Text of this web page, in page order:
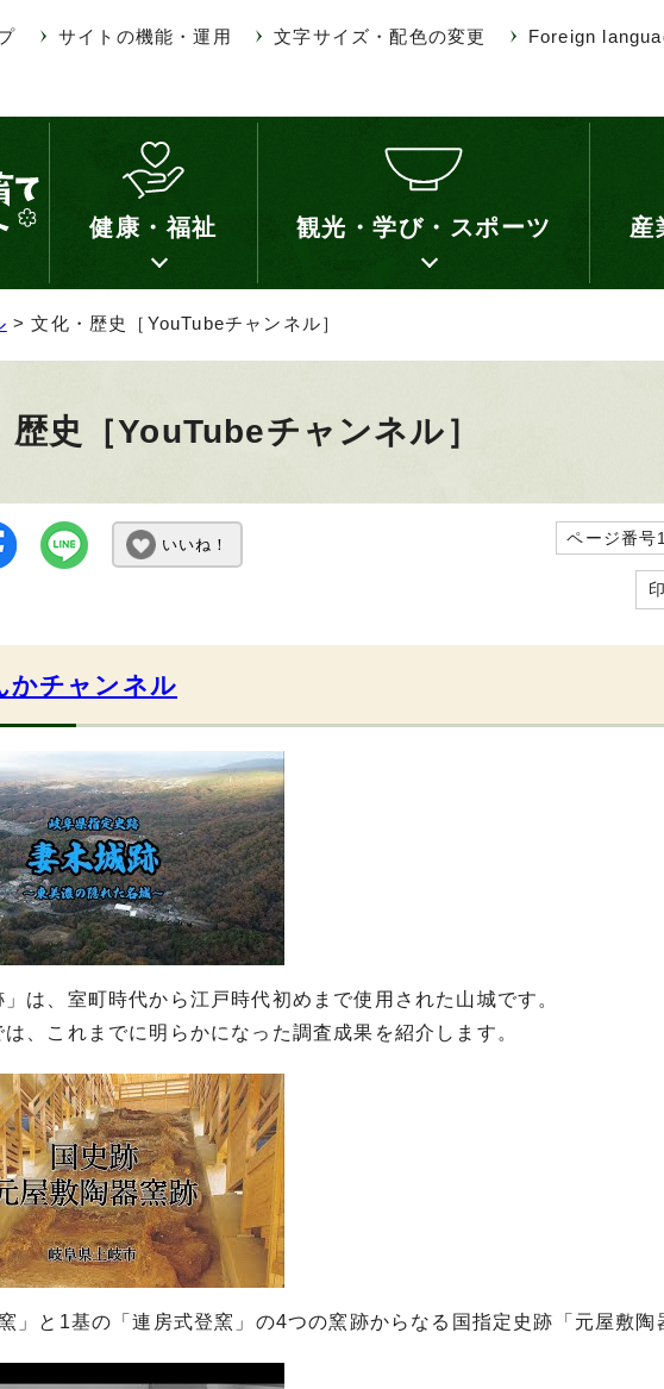
サイトの機能・運用 文字サイズ・配色の変更 Foreign
健康・福祉 観光・学び・スポーツ 産
> 文化・歴史［YouTubeチャンネル］
歴史［YouTubeチャンネル］
いいね！ ページ番
かチャンネル
は、室町時代から江戸時代初めまで使用された山城です。
、これまでに明らかになった調査成果を紹介します。
」と1基の「連房式登窯」の4つの窯跡からなる国指定史跡「元屋敷陶